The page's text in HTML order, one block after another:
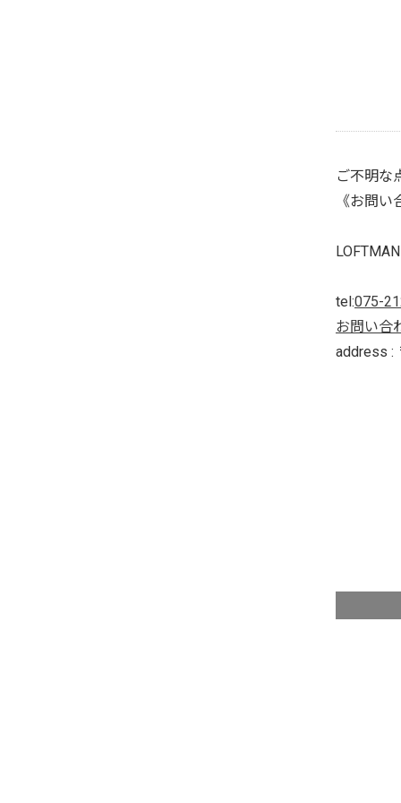
ご不明な
《お問
tel:075-
お問い合
address :